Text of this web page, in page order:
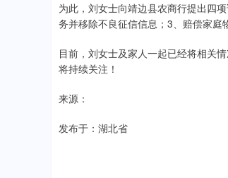
为此，刘女士向靖边县农商行提出四
务并移除不良征信信息；3、赔偿家庭
目前，刘女士及家人一起已经将相关
将持续关注！
来源：
发布于：湖北省